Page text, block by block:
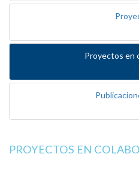
Proyectos en
PROYECTOS EN